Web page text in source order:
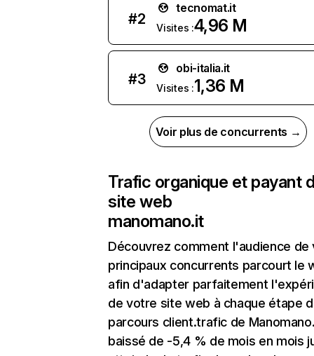
#2
tecnomat.it
Visites :4,96 M
#3
obi-italia.it
Visites :1,36 M
Voir plus de concurrents →
Trafic organique et payant
site web
manomano.it
Découvrez comment l'audience de
principaux concurrents parcourt le
afin d'adapter parfaitement
de votre site web à chaque étape
parcours client.trafic de
baissé de -5,4 % de mois en mois